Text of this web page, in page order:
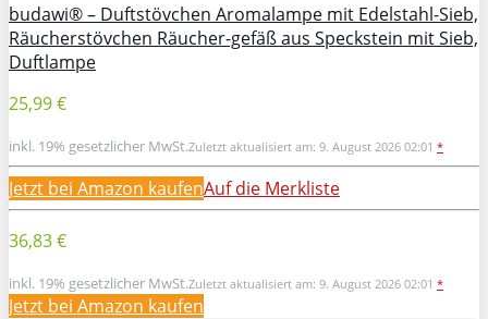
budawi® – Duftstövchen Aromalampe mit Edelstahl-Sieb,
Räucherstövchen Räucher-gefäß aus Speckstein mit Sieb,
Duftlampe
25,99 €
inkl. 19% gesetzlicher MwSt.Zuletzt aktualisiert am: 9. August 2026 02:01 *
Jetzt bei Amazon kaufenAuf die Merkliste
36,83 €
inkl. 19% gesetzlicher MwSt.Zuletzt aktualisiert am: 9. August 2026 02:01 *
Jetzt bei Amazon kaufen